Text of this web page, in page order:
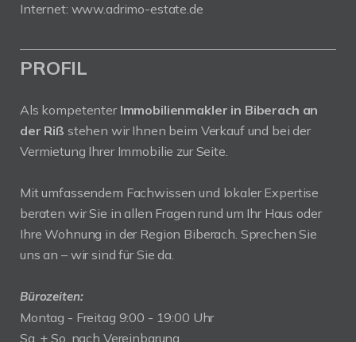
Internet: www.adrimo-estate.de
PROFIL
Als kompetenter Immobilienmakler in Biberach an
der Riß stehen wir Ihnen beim Verkauf und bei der
Vermietung Ihrer Immobilie zur Seite.
Mit umfassendem Fachwissen und lokaler Expertise
beraten wir Sie in allen Fragen rund um Ihr Haus oder
Ihre Wohnung in der Region Biberach. Sprechen Sie
uns an – wir sind für Sie da.
Bürozeiten:
Montag - Freitag 9:00 - 19:00 Uhr
Sa. + So. nach Vereinbarung